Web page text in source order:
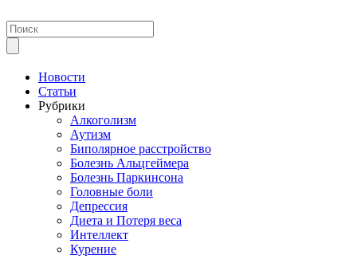
Новости
Статьи
Рубрики
Алкоголизм
Аутизм
Биполярное расстройство
Болезнь Альцгеймера
Болезнь Паркинсона
Головные боли
Депрессия
Диета и Потеря веса
Интеллект
Курение